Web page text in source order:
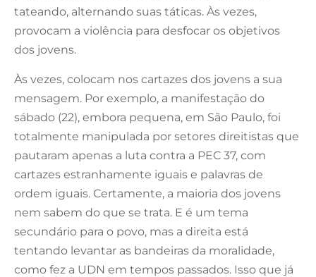
tateando, alternando suas táticas. Às vezes,
provocam a violência para desfocar os objetivos
dos jovens.
Às vezes, colocam nos cartazes dos jovens a sua
mensagem. Por exemplo, a manifestação do
sábado (22), embora pequena, em São Paulo, foi
totalmente manipulada por setores direitistas que
pautaram apenas a luta contra a PEC 37, com
cartazes estranhamente iguais e palavras de
ordem iguais. Certamente, a maioria dos jovens
nem sabem do que se trata. E é um tema
secundário para o povo, mas a direita está
tentando levantar as bandeiras da moralidade,
como fez a UDN em tempos passados. Isso que já